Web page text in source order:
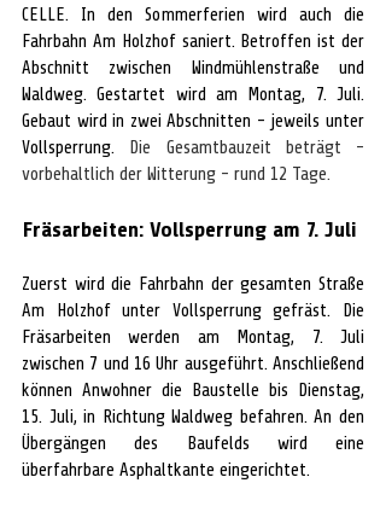
CELLE. In den Sommerferien wird auch die
Fahrbahn Am Holzhof saniert. Betroffen ist der
Abschnitt zwischen Windmühlenstraße und
Waldweg. Gestartet wird am
Montag, 7. Juli.
Gebaut wird in zwei Abschnitten - jeweils unter
Vollsperrung. Die Gesamtbauzeit beträgt -
vorbehaltlich der Witterung - rund 12 Tage.
Fräsarbeiten: Vollsperrung am 7. Juli
Zuerst wird die Fahrbahn der gesamten Straße
Am Holzhof unter Vollsperrung gefräst. Die
Fräsarbeiten werden am Montag, 7. Juli
zwischen 7 und 16 Uhr ausgeführt. Anschließend
können Anwohner die Baustelle bis Dienstag,
15. Juli, in Richtung Waldweg befahren. An den
Übergängen des Baufelds wird eine
überfahrbare Asphaltkante eingerichtet.